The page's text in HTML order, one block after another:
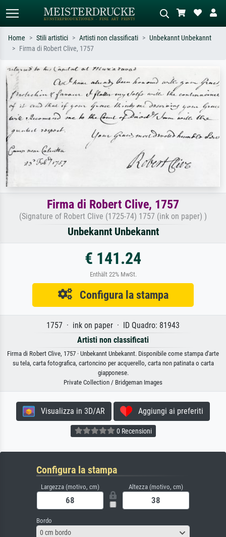
Cerca per artista, titolo o stile – es.
Monet, Notte stellata,
Impressionismo, onda di Hokusai,
nudo.
astratto con molto rosso, dipinto a
olio scuro, nudo in piedi vicino a un
albero.
Home Stili artistici Artisti non classificati
Unbekannt Unbekannt
Firma di Robert Clive, 1757
Firma di Robert Clive, 1757
(Signature of Robert Clive (1725-74) 1757 (ink on paper) )
Unbekannt Unbekannt
€ 141.24
Enthält 22% MwSt.
Configura la stampa
1757 · ink on paper · ID Quadro: 81943
Artisti non classificati
Firma di Robert Clive, 1757 · Unbekannt Unbekannt. Disponibile come stampa d'arte
su tela, carta fotografica, cartoncino per acquerello, carta non patinata o carta
giapponese.
Private Collection / Bridgeman Images
Visualizza in 3D/AR Aggiungi ai preferiti
0 Recensioni
Configura la stampa
Largezza (motivo, cm) Altezza (motivo, cm)
Bordo
0 cm bordo